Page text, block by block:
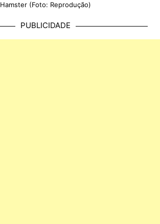
Hamster (Foto: Reprodução)
PUBLICIDADE